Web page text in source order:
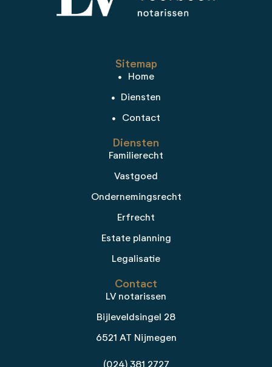
Sitemap
Home
Diensten
Contact
Diensten
Familierecht
Vastgoed
Ondernemingsrecht
Erfrecht
Estate planning
Legalisatie
Contact
LV notarissen
Bijleveldsingel 28
6521 AT Nijmegen